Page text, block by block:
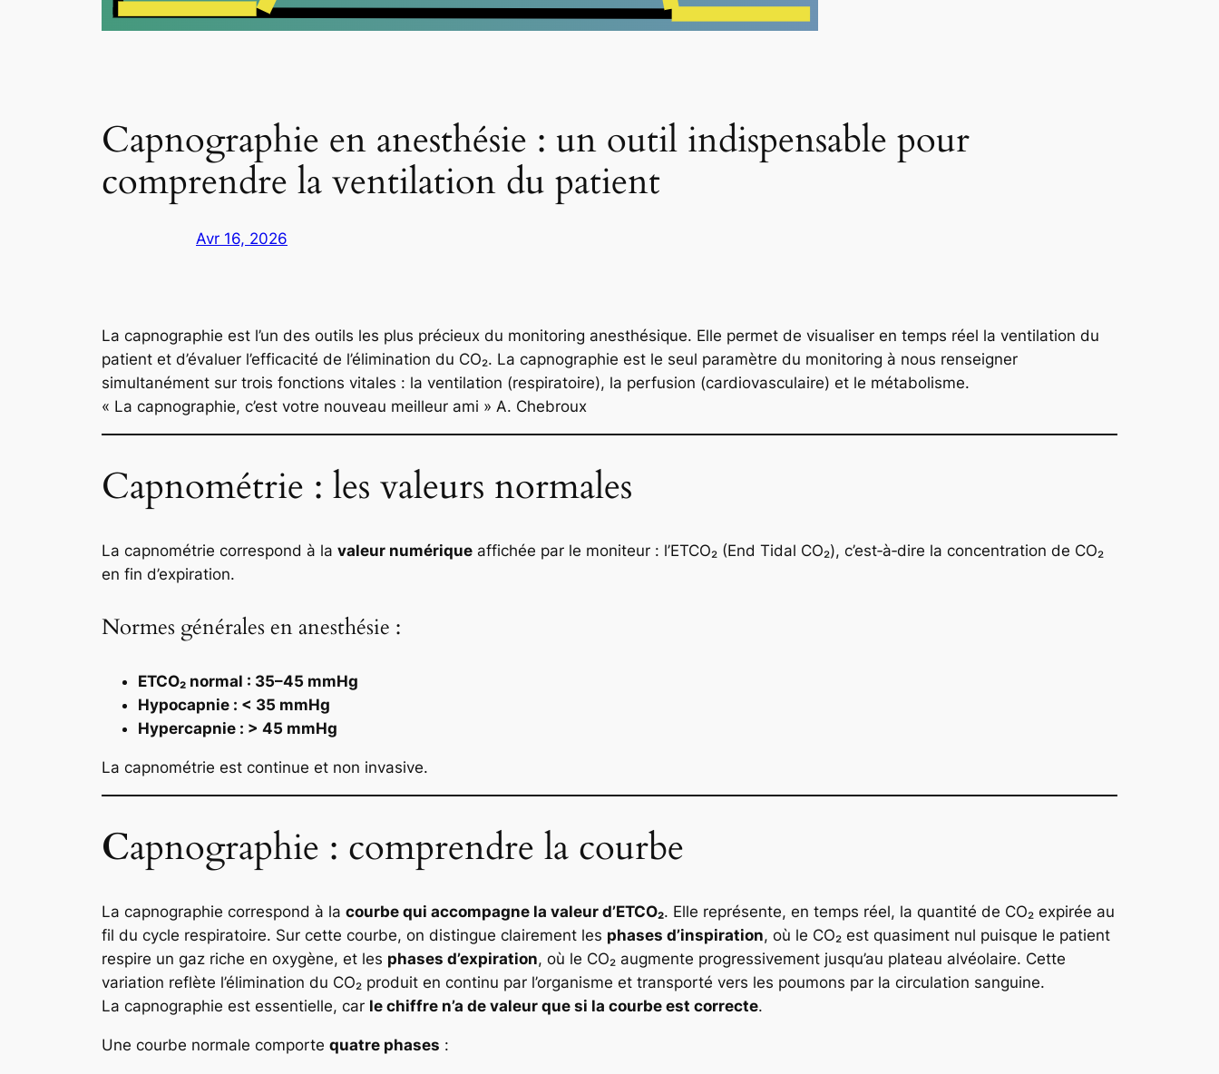
Capnographie en anesthésie : un outil indispensable pour
comprendre la ventilation du patient
Avr 16, 2026
La capnographie est l’un des outils les plus précieux du monitoring anesthésique. Elle permet de visualiser en temps réel la ventilation du
patient et d’évaluer l’efficacité de l’élimination du CO₂. La capnographie est le seul paramètre du monitoring à nous renseigner
simultanément sur trois fonctions vitales : la ventilation (respiratoire), la perfusion (cardiovasculaire) et le métabolisme.
« La capnographie, c’est votre nouveau meilleur ami » A. Chebroux
Capnométrie : les valeurs normales
La capnométrie correspond à la valeur numérique affichée par le moniteur : l’ETCO₂ (End Tidal CO₂), c’est‑à‑dire la concentration de CO₂
en fin d’expiration.
Normes générales en anesthésie :
ETCO₂ normal : 35–45 mmHg
Hypocapnie : < 35 mmHg
Hypercapnie : > 45 mmHg
La capnométrie est continue et non invasive.
Capnographie : comprendre la courbe
La capnographie correspond à la courbe qui accompagne la valeur d’ETCO₂. Elle représente, en temps réel, la quantité de CO₂ expirée au
fil du cycle respiratoire. Sur cette courbe, on distingue clairement les phases d’inspiration, où le CO₂ est quasiment nul puisque le patient
respire un gaz riche en oxygène, et les phases d’expiration, où le CO₂ augmente progressivement jusqu’au plateau alvéolaire. Cette
variation reflète l’élimination du CO₂ produit en continu par l’organisme et transporté vers les poumons par la circulation sanguine.
La capnographie est essentielle, car le chiffre n’a de valeur que si la courbe est correcte.
Une courbe normale comporte quatre phases :